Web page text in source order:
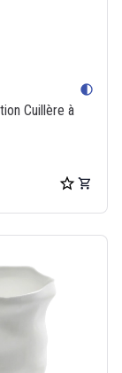
contrast
Cuillère à